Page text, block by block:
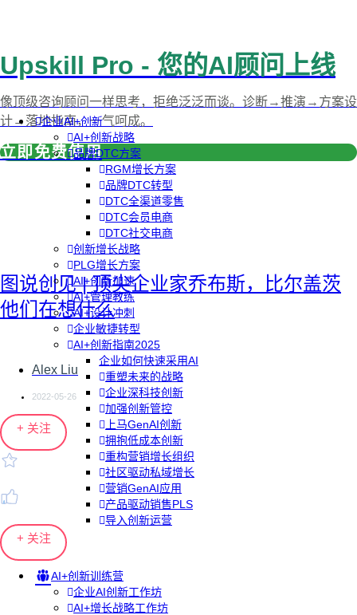
企业AI+创新
AI+创新战略
品牌DTC方案
RGM增长方案
品牌DTC转型
DTC全渠道零售
DTC会员电商
DTC社交电商
创新增长战略
PLG增长方案
AI+创新加速
AI+管理教练
AI+设计冲刺
企业敏捷转型
AI+创新指南2025
企业如何快速采用AI
重塑未来的战略
企业深科技创新
加强创新管控
上马GenAI创新
拥抱低成本创新
重构营销增长组织
社区驱动私域增长
营销GenAI应用
产品驱动销售PLS
导入创新运营
AI+创新训练营
企业AI创新工作坊
AI+增长战略工作坊
Upskill Pro - 您的AI顾问上线
像顶级咨询顾问一样思考，拒绝泛泛而谈。诊断→推演→方案设
计→落地指南，一气呵成。
立即免费使用
图说创见 | 顶尖企业家乔布斯，比尔盖茨
他们在想什么
Alex Liu
2022-05-26
+ 关注
+ 关注